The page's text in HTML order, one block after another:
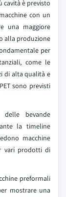
cavità è previsto
con un
una maggiore
alla produzione
per
come le
di alta qualità e
sono previsti
delle bevande
la timeline
macchine
vari prodotti di
preformali
mostrare una